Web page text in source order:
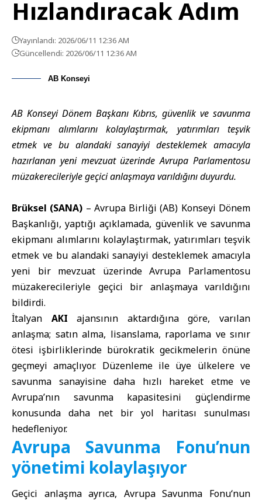
Hızlandıracak Adım
Yayınlandı: 2026/06/11 12:36 AM
Güncellendi: 2026/06/11 12:36 AM
AB Konseyi
AB KonseyiDönem Başkanı Kıbrıs, güvenlik ve savunma
ekipmanı alımlarını kolaylaştırmak, yatırımları teşvik
etmek ve bu alandaki sanayiyi desteklemek amacıyla
hazırlanan yeni mevzuat üzerinde Avrupa Parlamentosu
müzakerecileriyle geçici anlaşmaya varıldığını duyurdu.
Brüksel (SANA) – Avrupa Birliği (AB) Konseyi Dönem
Başkanlığı, yaptığı açıklamada, güvenlik ve savunma
ekipmanı alımlarını kolaylaştırmak, yatırımları teşvik
etmek ve bu alandaki sanayiyi desteklemek amacıyla
yeni bir mevzuat üzerinde Avrupa Parlamentosu
müzakerecileriyle geçici bir anlaşmaya varıldığını
bildirdi.
İtalyan AKI ajansının aktardığına göre, varılan
anlaşma; satın alma, lisanslama, raporlama ve sınır
ötesi işbirliklerinde bürokratik gecikmelerin önüne
geçmeyi amaçlıyor. Düzenleme ile üye ülkelere ve
savunma sanayisine daha hızlı hareket etme ve
Avrupa’nın savunma kapasitesini güçlendirme
konusunda daha net bir yol haritası sunulması
hedefleniyor.
Avrupa Savunma Fonu’nun
yönetimi kolaylaşıyor
Geçici anlaşma ayrıca, Avrupa Savunma Fonu‘nun